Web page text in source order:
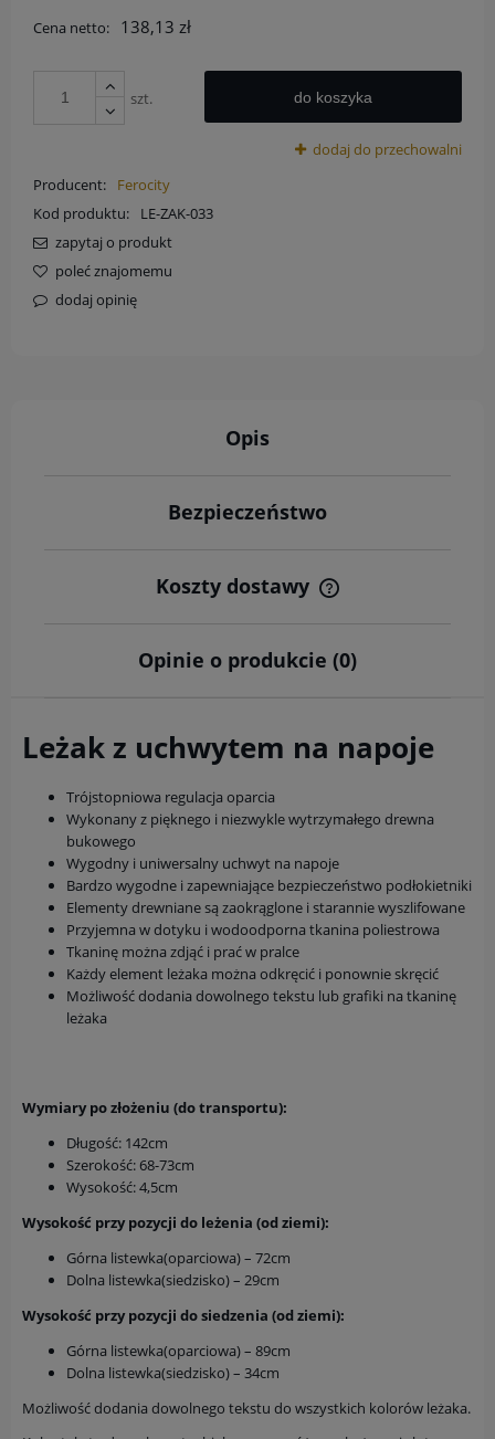
Cena netto: 138,13 zł
szt. do koszyka
dodaj do przechowalni
Producent:
Ferocity
Kod produktu:
LE-ZAK-033
zapytaj o produkt
poleć znajomemu
dodaj opinię
Opis
Bezpieczeństwo
Koszty dostawy
Cena nie zawiera ewentualnych kosztów płatności
Opinie o produkcie (0)
Leżak z uchwytem na napoje
Trójstopniowa regulacja oparcia
Wykonany z pięknego i niezwykle wytrzymałego drewna
bukowego
Wygodny i uniwersalny uchwyt na napoje
Bardzo wygodne i zapewniające bezpieczeństwo podłokietniki
Elementy drewniane są zaokrąglone i starannie wyszlifowane
Przyjemna w dotyku i wodoodporna tkanina poliestrowa
Tkaninę można zdjąć i prać w pralce
Każdy element leżaka można odkręcić i ponownie skręcić
Możliwość dodania dowolnego tekstu lub grafiki na tkaninę
leżaka
Wymiary po złożeniu (do transportu):
Długość: 142cm
Szerokość: 68-73cm
Wysokość: 4,5cm
Wysokość przy pozycji do leżenia (od ziemi):
Górna listewka(oparciowa) – 72cm
Dolna listewka(siedzisko) – 29cm
Wysokość przy pozycji do siedzenia (od ziemi):
Górna listewka(oparciowa) – 89cm
Dolna listewka(siedzisko) – 34cm
Możliwość dodania dowolnego tekstu do wszystkich kolorów leżaka.